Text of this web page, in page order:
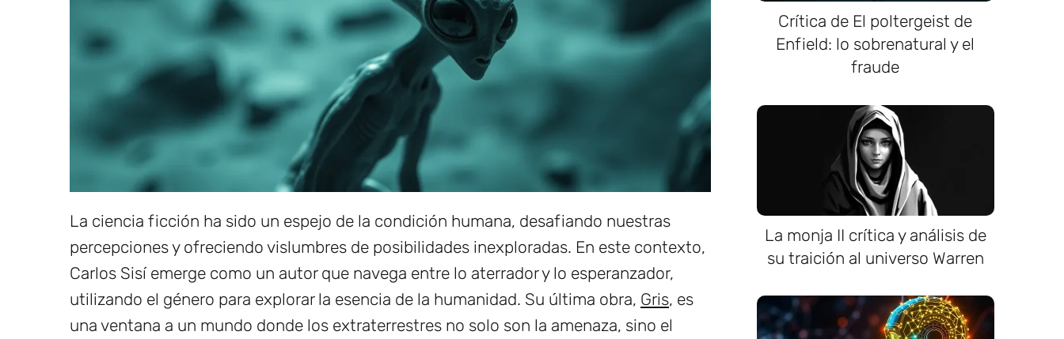
La ciencia ficción ha sido un espejo de la condición humana, desafiando nuestras
percepciones y ofreciendo vislumbres de posibilidades inexploradas. En este contexto,
Carlos Sisí emerge como un autor que navega entre lo aterrador y lo esperanzador,
utilizando el género para explorar la esencia de la humanidad. Su última obra, Gris, es
una ventana a un mundo donde los extraterrestres no solo son la amenaza, sino el
Crítica de El poltergeist de
Enfield: lo sobrenatural y el
fraude
La monja II crítica y análisis de
su traición al universo Warren